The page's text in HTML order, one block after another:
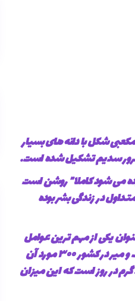
شکل با دانه های بسیار
کلرور سدیم تشکیل شده است.
می شود کاملا” روشن است
در زندگی بشر بوده
یکی از مهم ترین عوامل
خطر در بروز این بیماری ها شناخته شده است، آمارها نشان می دهد که از هر ۸۰۰ مورد مرگ و میر در کشور ۳۰۰ مورد آن
ناشی از بیماری های قلبی و عروقی بوده می باشد. سرانه مصرف نمک در کشور ما درحدود ۱۰-۸ گرم در روز است که این میزان